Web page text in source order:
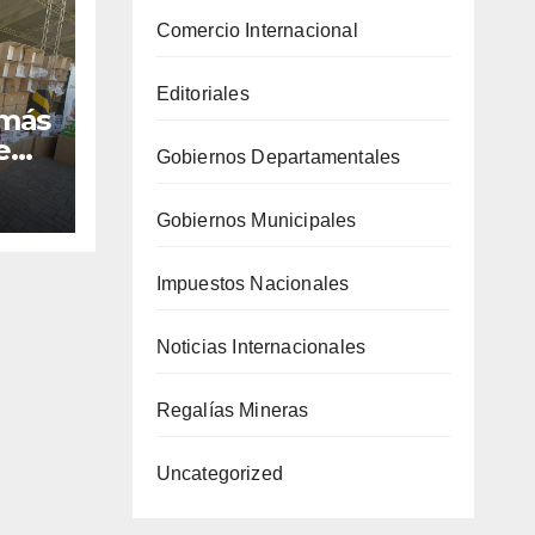
Comercio Internacional
Editoriales
Gobiernos Departamentales
Gobiernos Municipales
Impuestos Nacionales
Noticias Internacionales
Regalías Mineras
Uncategorized